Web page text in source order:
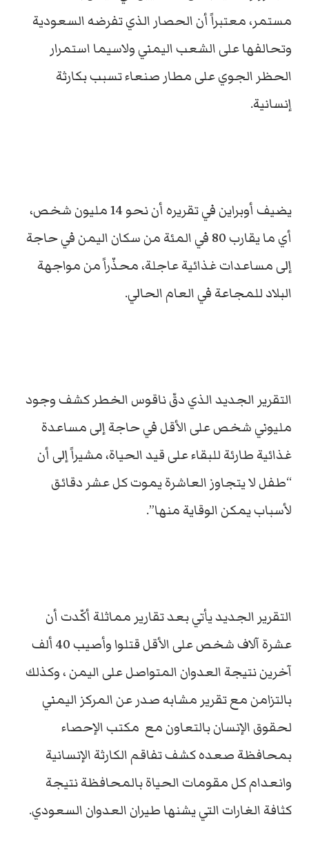
مستمر، معتبراً أن الحصار الذي تفرضه السعودية
وتحالفها على الشعب اليمني ولاسيما استمرار
الحظر الجوي على مطار صنعاء تسبب بكارثة
إنسانية.
يضيف أوبراين في تقريره أن نحو 14 مليون شخص،
أي ما يقارب 80 في المئة من سكان اليمن في حاجة
إلى مساعدات غذائية عاجلة، محذّراً من مواجهة
البلاد للمجاعة في العام الحالي.
التقرير الجديد الذي دقّ ناقوس الخطر كشف وجود
مليوني شخص على الأقل في حاجة إلى مساعدة
غذائية طارئة للبقاء على قيد الحياة، مشيراً إلى أن
“طفل لا يتجاوز العاشرة يموت كل عشر دقائق
لأسباب يمكن الوقاية منها”.
التقرير الجديد يأتي بعد تقارير مماثلة أكّدت أن
عشرة آلاف شخص على الأقل قتلوا وأصيب 40 ألف
آخرين نتيجة العدوان المتواصل على اليمن ، وكذلك
بالتزامن مع تقرير مشابه صدر عن المركز اليمني
لحقوق الإنسان بالتعاون مع مكتب الإحصاء
بمحافظة صعده كشف تفاقم الكارثة الإنسانية
وانعدام كل مقومات الحياة بالمحافظة نتيجة
كثافة الغارات التي يشنها طيران العدوان السعودي.